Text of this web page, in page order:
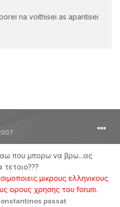
na voithisei as apantisei
που μπορω να βρω...ας
μικρους ελληνικους
ορους χρησης του forum.
passat